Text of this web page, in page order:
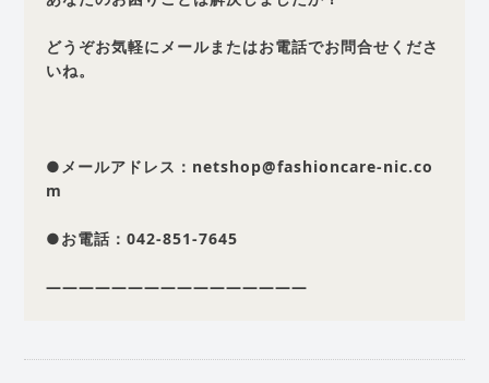
どうぞお気軽にメールまたはお電話でお問合せくださ
いね。
●メールアドレス：netshop@fashioncare-nic.co
m
●お電話：042-851-7645
————————————————